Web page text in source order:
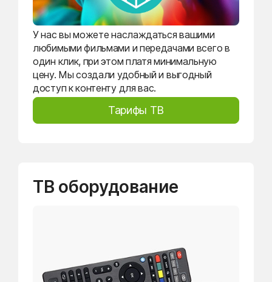
У нас вы можете наслаждаться вашими
любимыми фильмами и передачами всего в
один клик, при этом платя минимальную
цену. Мы создали удобный и выгодный
доступ к контенту для вас.
Тарифы ТВ
ТВ оборудование